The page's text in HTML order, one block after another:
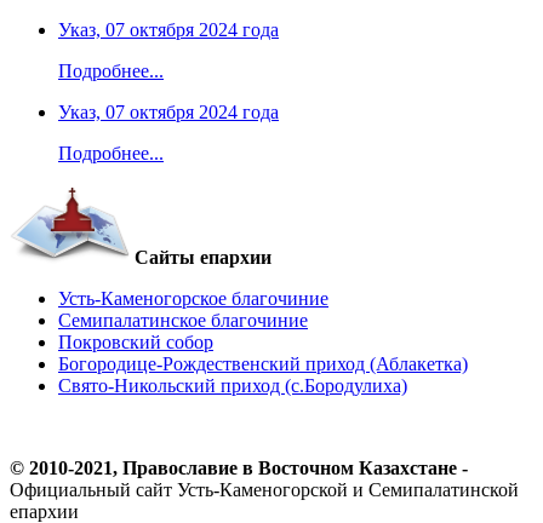
Указ, 07 октября 2024 года
Подробнее...
Указ, 07 октября 2024 года
Подробнее...
Сайты епархии
Усть-Каменогорское благочиние
Семипалатинское благочиние
Покровский собор
Богородице-Рождественский приход (Аблакетка)
Свято-Никольский приход (с.Бородулиха)
© 2010-2021, Православие в Восточном Казахстане -
Официальный сайт Усть-Каменогорской и Семипалатинской
епархии